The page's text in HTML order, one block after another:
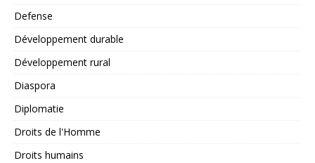
Defense
Développement durable
Développement rural
Diaspora
Diplomatie
Droits de l'Homme
Droits humains